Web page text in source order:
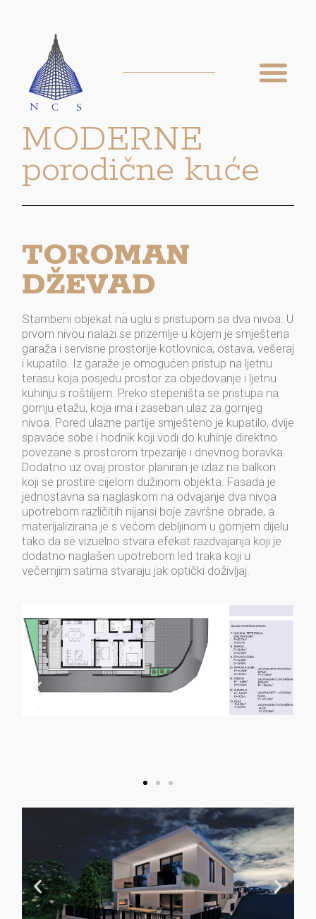
MODERNE
porodične kuće
TOROMAN
DŽEVAD
Stambeni objekat na uglu s pristupom sa dva nivoa. U
prvom nivou nalazi se prizemlje u kojem je smještena
garaža i servisne prostorije kotlovnica, ostava, vešeraj
i kupatilo. Iz garaže je omogućen pristup na ljetnu
terasu koja posjedu prostor za objedovanje i ljetnu
kuhinju s roštiljem. Preko stepeništa se pristupa na
gornju etažu, koja ima i zaseban ulaz za gornjeg
nivoa. Pored ulazne partije smješteno je kupatilo, dvije
spavaće sobe i hodnik koji vodi do kuhinje direktno
povezane s prostorom trpezarije i dnevnog boravka.
Dodatno uz ovaj prostor planiran je izlaz na balkon
koji se prostire cijelom dužinom objekta. Fasada je
jednostavna sa naglaskom na odvajanje dva nivoa
upotrebom različitih nijansi boje završne obrade, a
materijalizirana je s većom debljinom u gornjem dijelu
tako da se vizuelno stvara efekat razdvajanja koji je
dodatno naglašen upotrebom led traka koji u
večernjim satima stvaraju jak optički doživljaj.